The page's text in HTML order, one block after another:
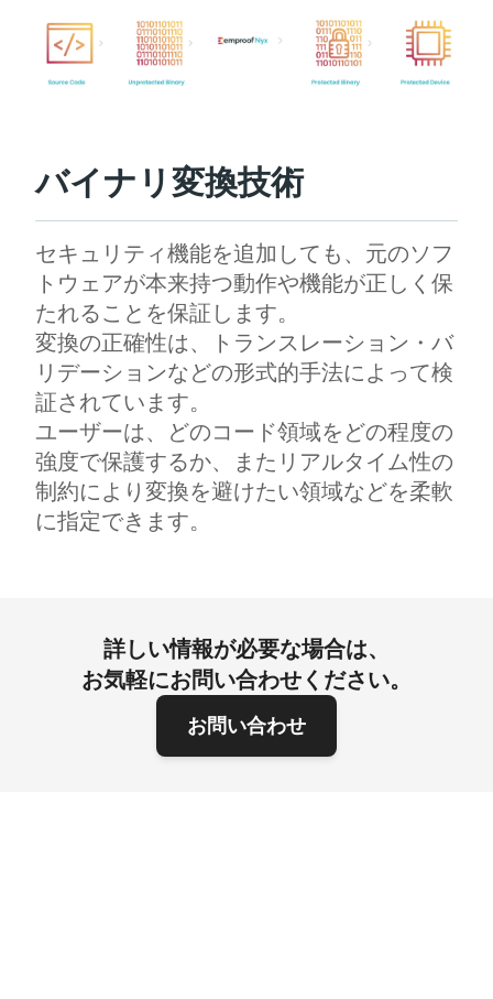
バイナリ変換技術
セキュリティ機能を追加しても、元のソフ
トウェアが本来持つ動作や機能が正しく保
たれることを保証します。
変換の正確性は、トランスレーション・バ
リデーションなどの形式的手法によって検
証されています。
ユーザーは、どのコード領域をどの程度の
強度で保護するか、またリアルタイム性の
制約により変換を避けたい領域などを柔軟
に指定できます。
詳しい情報が必要な場合は、
お気軽にお問い合わせください。
お問い合わせ